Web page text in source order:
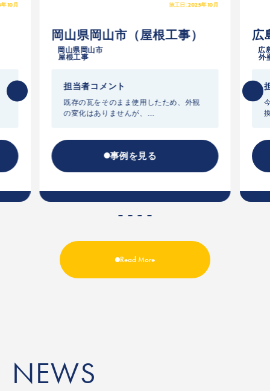
10月 施工日:2025年10月
岡山県岡山市 （屋根工事）
岡山県岡山市
屋根工事
担当者コメント
既存の瓦をそのまま使用したため、外観
の変化はありませんが、
でいただきました。事例を見る
広
広
外
Read More
NEWS